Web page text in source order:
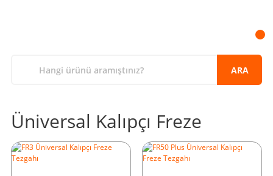
ARA
Üniversal Kalıpçı Freze